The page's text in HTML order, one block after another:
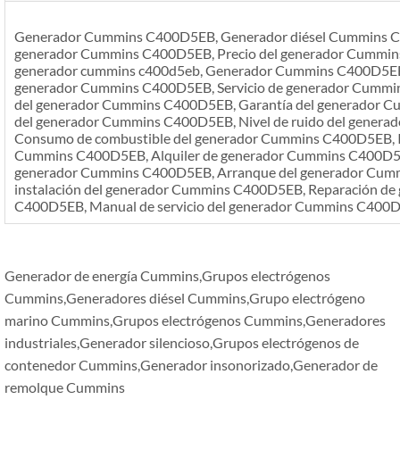
Generador Cummins C400D5EB, Generador diésel Cummins
generador Cummins C400D5EB, Precio del generador
generador cummins c400d5eb, Generador Cummins
generador Cummins C400D5EB, Servicio de generador
del generador Cummins C400D5EB, Garantía del generador
del generador Cummins C400D5EB, Nivel de ruido del
Consumo de combustible del generador Cummins
Cummins C400D5EB, Alquiler de generador Cummins
generador Cummins C400D5EB, Arranque del generador
instalación del generador Cummins C400D5EB, Reparación
C400D5EB, Manual de servicio del generador Cummins
Generador de energía Cummins,Grupos electrógenos
Cummins,Generadores diésel Cummins,Grupo electrógeno
marino Cummins,Grupos electrógenos Cummins,Generadores
industriales,Generador silencioso,Grupos electrógenos de
contenedor Cummins,Generador insonorizado,Generador de
remolque Cummins